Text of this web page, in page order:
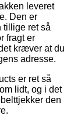
leveret
Den er
tillige ret så
fragt er
kræver at du
adresse.
er ret så
lidt, og i det
den